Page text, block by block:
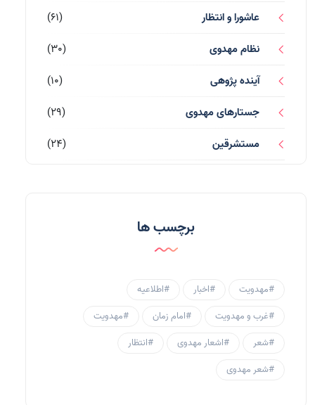
عاشورا و انتظار
(61)
نظام مهدوی
(30)
آینده پژوهی
(10)
جستارهای مهدوی
(29)
مستشرقین
(24)
زنان و مهدویت
برچسب ها
#مهدویت #اخبار
#اطلاعیه
#غرب و مهدویت
#امام زمان
#مهدویت
#شعر
#اشعار مهدوی
#انتظار
#شعر مهدوی